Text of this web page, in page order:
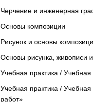
Черчение и инженерная
Основы композиции
Рисунок и основы
Основы рисунка, живописи
Учебная практика /
Учебная практика /
работ»